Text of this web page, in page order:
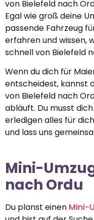
von Bielefeld nach
Egal wie groß deine
passende Fahrzeug
erfahren und wissen,
schnell von Bielefeld
Wenn du dich für
entscheidest, kannst
von Bielefeld nach
abläuft. Du musst
erledigen alles für
und lass uns
Mini-
nach Ordu
Du planst einen Mini-